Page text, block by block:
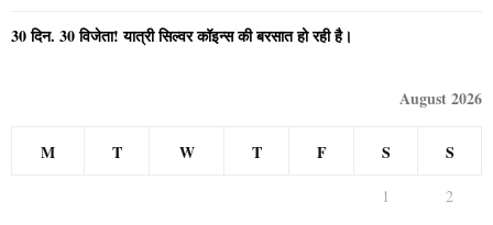
30 दिन. 30 विजेता! यात्री सिल्वर कॉइन्स की बरसात हो रही है।
August 2026
M T W T F S S
1
2